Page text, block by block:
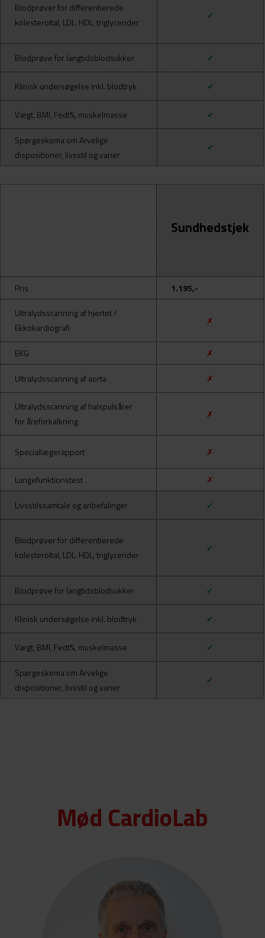
Blodprøver for differentierede
kolesteroltal, LDL. HDL, triglycerider
✔
Blodprøve for langtidsblodsukker ✔
Klinisk undersøgelse inkl. blodtryk ✔
Vægt, BMI, Fedt%, muskelmasse ✔
Spørgeskema om Arvelige
dispositioner, livsstil og vaner
✔
Sundhedstjek
Pris
1.195,-
Ultralydsscanning af hjertet /
Ekkokardiografi
✗
EKG ✗
Ultralydsscanning af aorta ✗
Ultralydsscanning af halspulsårer
for åreforkalkning
✗
Speciallægerapport ✗
Lungefunktionstest ✗
Livsstilssamtale og anbefalinger ✔
Blodprøver for differentierede
kolesteroltal, LDL. HDL, triglycerider
✔
Blodprøve for langtidsblodsukker ✔
Klinisk undersøgelse inkl. blodtryk ✔
Vægt, BMI, Fedt%, muskelmasse ✔
Spørgeskema om Arvelige
dispositioner, livsstil og vaner
✔
Mød CardioLab